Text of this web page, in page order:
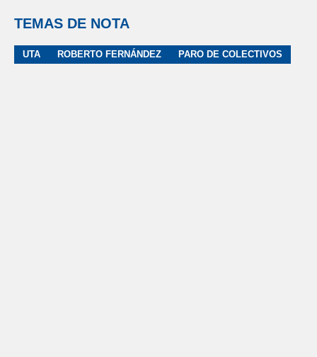
TEMAS DE NOTA
UTA ROBERTO FERNÁNDEZ PARO DE COLECTIVOS